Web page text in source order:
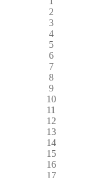
2
3
4
5
6
7
8
9
10
11
12
13
14
15
16
17